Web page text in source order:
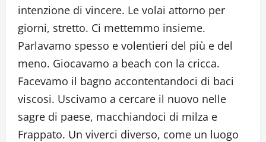
intenzione di vincere. Le volai attorno per
giorni, stretto. Ci mettemmo insieme.
Parlavamo spesso e volentieri del più e del
meno. Giocavamo a beach con la cricca.
Facevamo il bagno accontentandoci di baci
viscosi. Uscivamo a cercare il nuovo nelle
sagre di paese, macchiandoci di milza e
Frappato. Un viverci diverso, come un luogo